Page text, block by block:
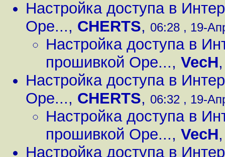
Настройка доступа в
Ope..., CHERTS, 06:28 , 19-
Настройка доступа в
прошивкой Ope..., VecH
Настройка доступа в
Ope..., CHERTS, 06:32 , 19-
Настройка доступа в
прошивкой Ope..., VecH
Настройка доступа в